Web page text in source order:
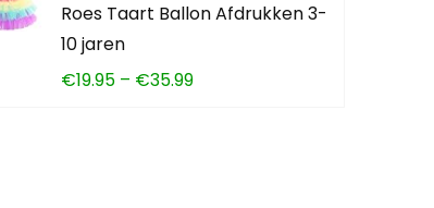
Roes Taart Ballon Afdrukken 3-
10 jaren
€19.95 – €35.99